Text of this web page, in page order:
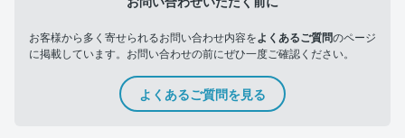
お客様から多く寄せられるお問い合わせ内容をよくあるご質問のページ
に掲載しています。お問い合わせの前にぜひ一度ご確認ください。
よくあるご質問を見る